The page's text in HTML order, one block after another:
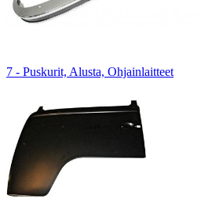
7 - Puskurit, Alusta, Ohjainlaitteet